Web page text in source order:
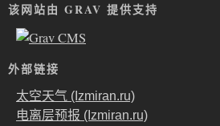
该网站由 GRAV 提供支持
外部链接
太空天气 (Izmiran.ru)
电离层预报 (Izmiran.ru)